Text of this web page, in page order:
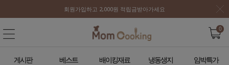
회원가입하고 2,000원 적립금받아가세요
0
게시판 베스트 배이킹재료 냉동생지 임박특가